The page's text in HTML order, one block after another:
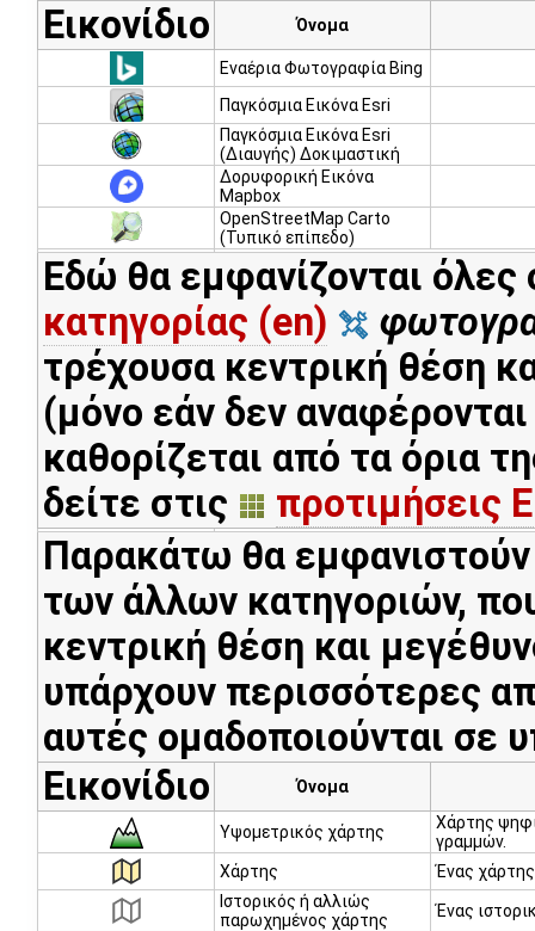
Εικονίδιο
Όνομα
Εναέρια Φωτογραφία Bing
Παγκόσμια Εικόνα Esri
Παγκόσμια Εικόνα Esri
(Διαυγής) Δοκιμαστική
Δορυφορική Εικόνα
Mapbox
OpenStreetMap Carto
(Τυπικό επίπεδο)
Εδώ θα εμφανίζονται όλες
κατηγορίας (en)
τρέχουσα κεντρική θέση
(μόνο εάν δεν
καθορίζεται από τα όρια
δείτε στις
προτιμήσεις
Παρακάτω θα εμφανιστούν
των άλλων κατηγοριών,
κεντρική θέση και
υπάρχουν περισσότερες
αυτές ομαδοποιούνται σε
Εικονίδιο
Όνομα
Υψομετρικός χάρτης
Χάρτης
γραμμών.
Χάρτης
Ένας
Ιστορικός ή αλλιώς
παρωχημένος χάρτης
Ένας